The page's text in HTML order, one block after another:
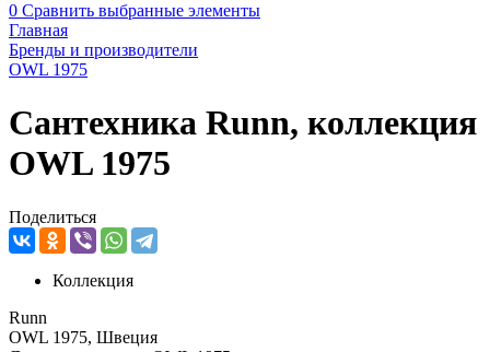
0 Сравнить выбранные элементы
Главная
Бренды и производители
OWL 1975
Сантехника Runn, коллекция
OWL 1975
Поделиться
Коллекция
Runn
OWL 1975, Швеция